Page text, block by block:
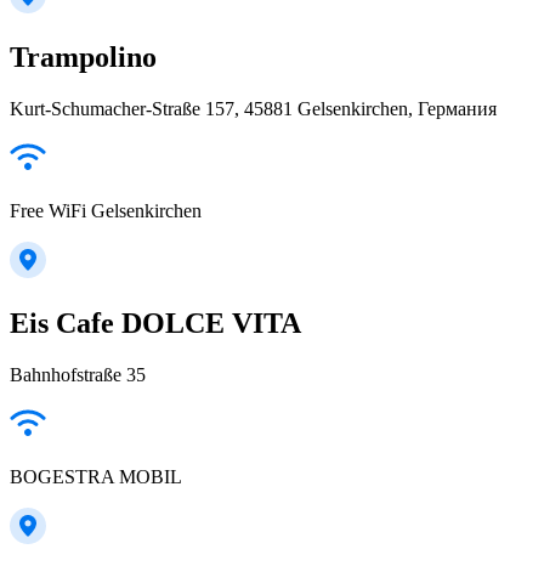
Trampolino
Kurt-Schumacher-Straße 157, 45881 Gelsenkirchen, Германия
Free WiFi Gelsenkirchen
Eis Cafe DOLCE VITA
Bahnhofstraße 35
BOGESTRA MOBIL